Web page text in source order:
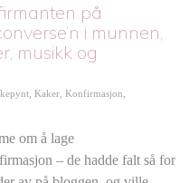
på
i munnen,
musikk og
Kaker Konfirmasjon
om å lage
– de hadde falt så for